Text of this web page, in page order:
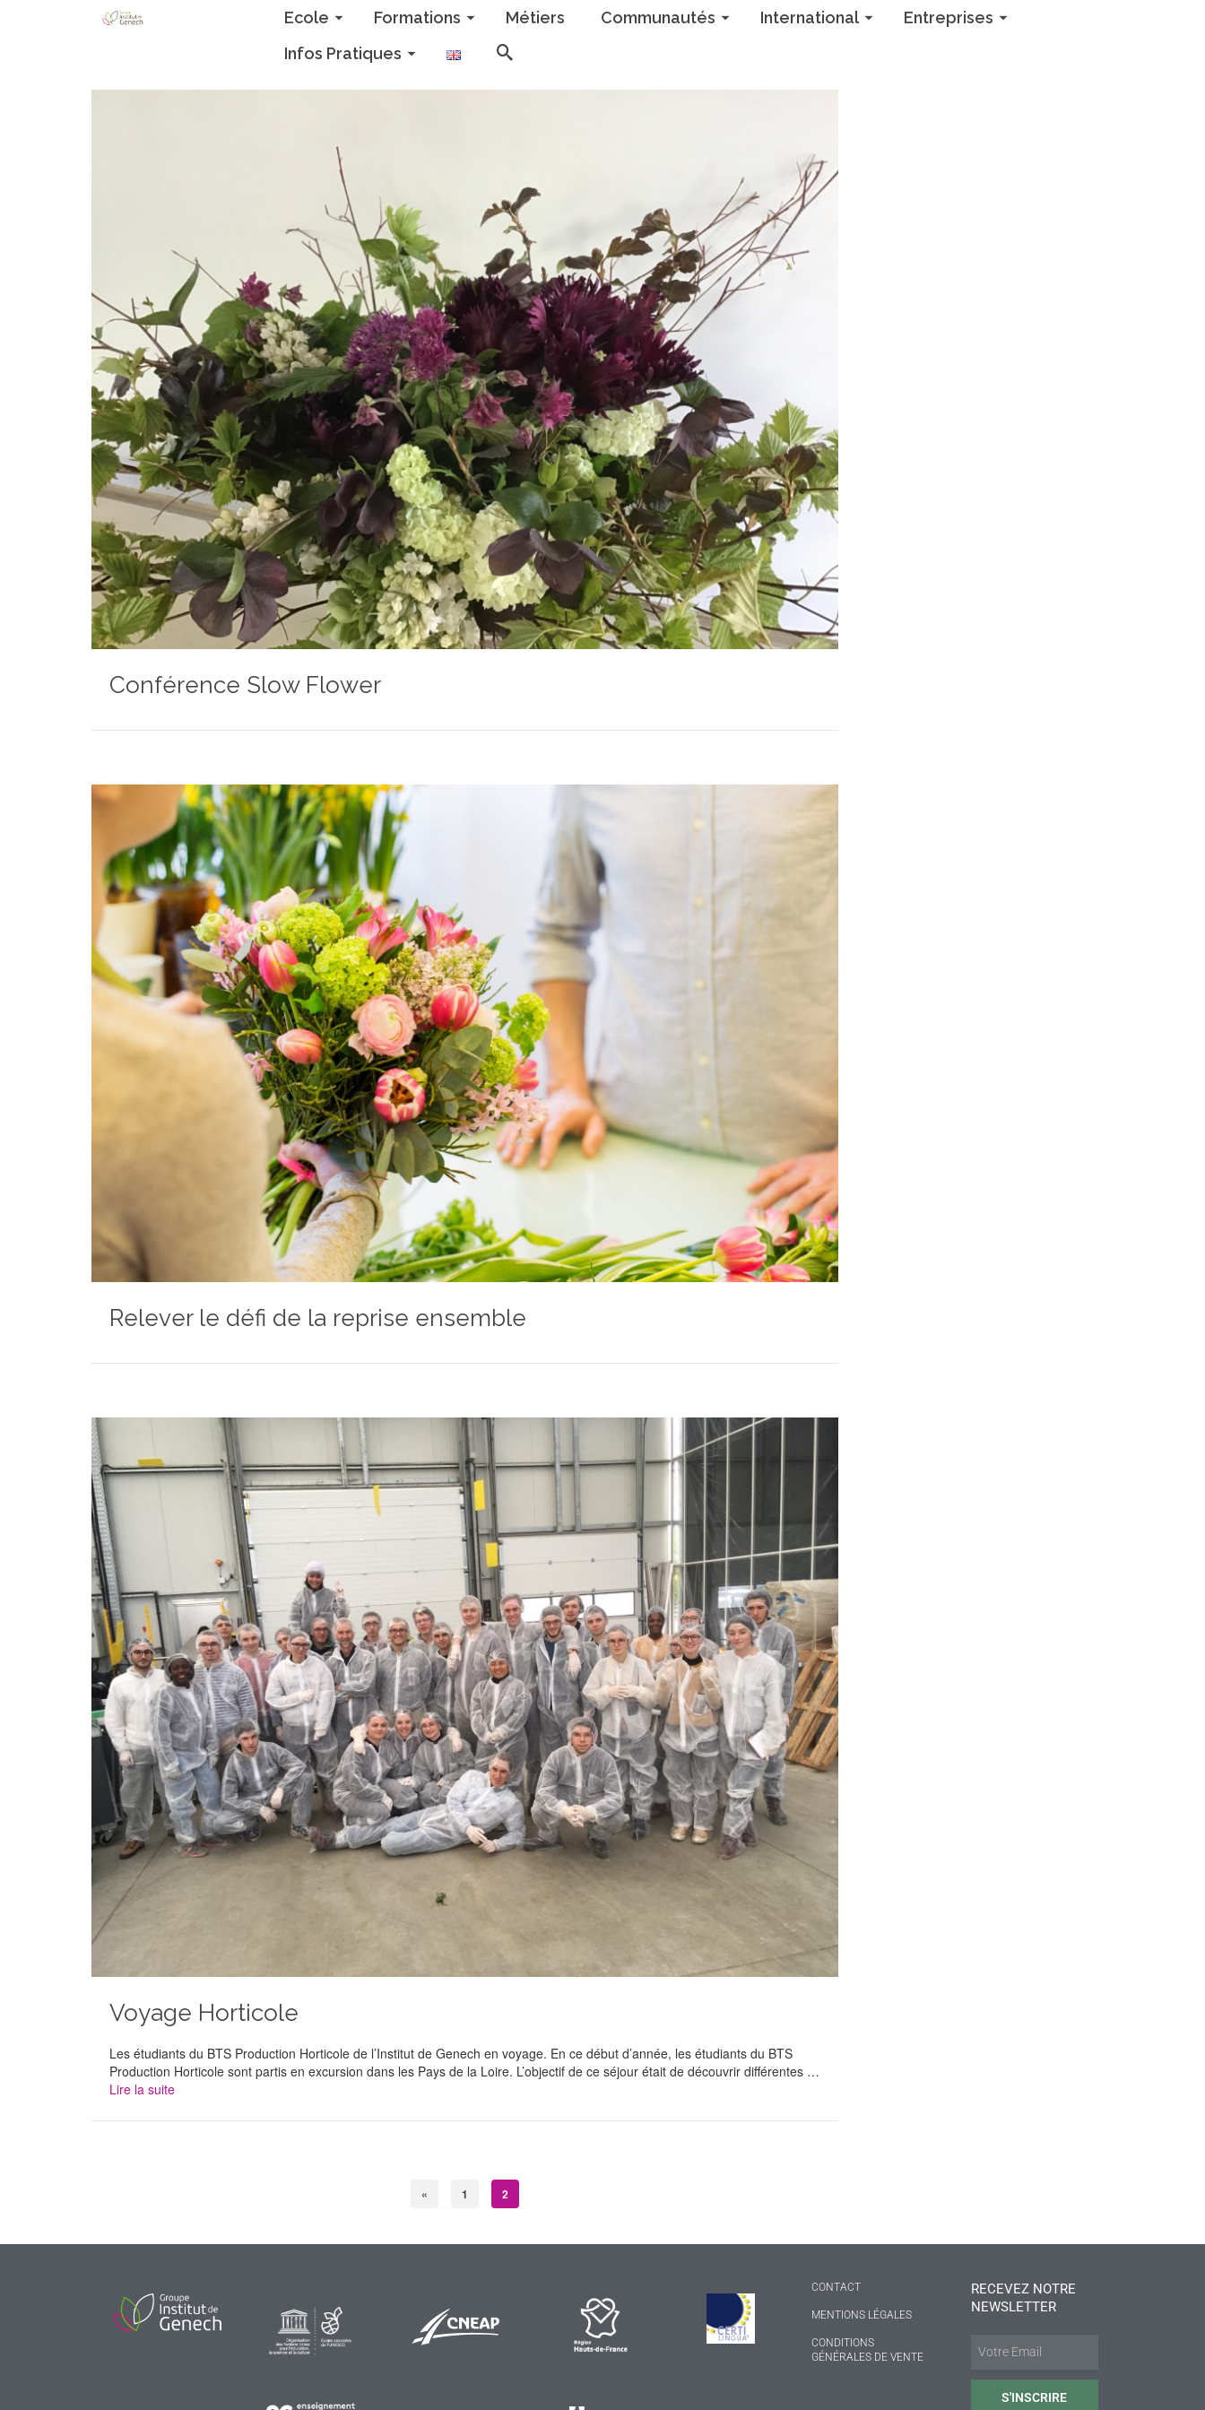
Ecole Formations Métiers Communautés International
Entreprises
Infos Pratiques
Conférence Slow Flower
Relever le défi de la reprise ensemble
Voyage Horticole
Les étudiants du BTS Production Horticole de l’Institut de Genech en voyage. En ce début d’année, les étudiants du BTS
Production Horticole sont partis en excursion dans les Pays de la Loire. L’objectif de ce séjour était de découvrir différentes …
Lire la suite
« 1 2
CONTACT
MENTIONS LÉGALES
CONDITIONS
GÉNÉRALES DE VENTE
RECEVEZ NOTRE
NEWSLETTER
S'INSCRIRE